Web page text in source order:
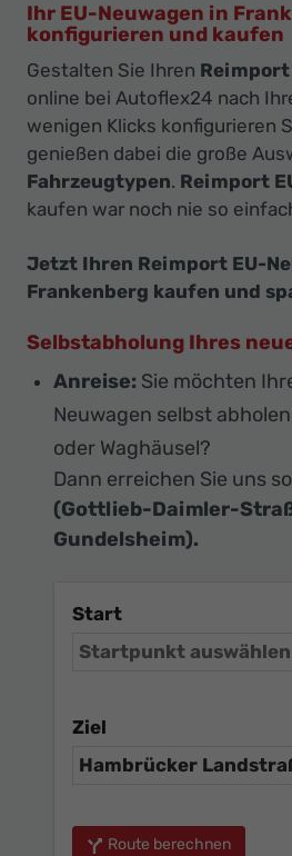
Ihr EU-Neuwagen in
konfigurieren und kaufen
Gestalten Sie Ihren Reimport
online bei Autoflex24 nach
wenigen Klicks konfigurieren
genießen dabei die große
Fahrzeugtypen. Reimport
kaufen war noch nie so
Jetzt Ihren Reimport EU-
Frankenberg kaufen und
Selbstabholung Ihres
Anreise: Sie möchten
Neuwagen selbst
oder Waghäusel?
Dann erreichen Sie uns
(Gottlieb-Daimler-
Gundelsheim).
Start
Ziel
Route berechnen